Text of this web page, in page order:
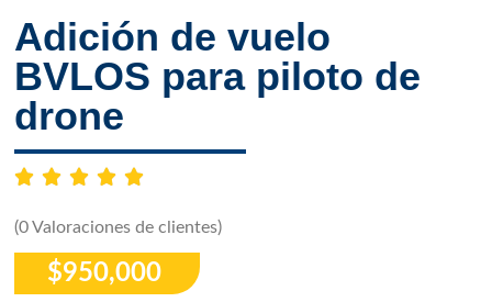
Adición de vuelo
BVLOS para piloto de
drone
(0 Valoraciones de clientes)
$950,000